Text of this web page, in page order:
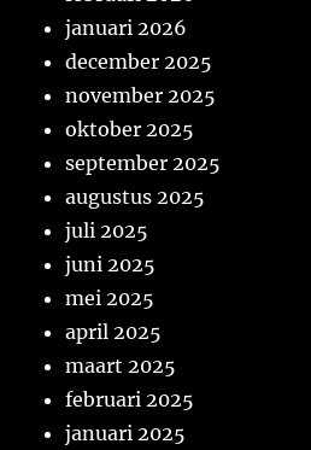
januari 2026
december 2025
november 2025
oktober 2025
september 2025
augustus 2025
juli 2025
juni 2025
mei 2025
april 2025
maart 2025
februari 2025
januari 2025